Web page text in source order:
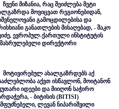
ჩვენი მიზანია, რაც შეიძლება მეტი
მოვიცვათ რეგიონებიდან,
გამოცდილებისა და
განათლების მისაღებად, - შაკო
ევროპულ-ქართული ინსტიტუტის
დირექტორი
მოტივირებულ ახალგაზრდებს აქ
აქვთ ისწავლონ, მოიტანონ
იდეები და მიიღონ საჭირო
- ბიტისის (BITISI)
ლევან ნიპარიშვილი